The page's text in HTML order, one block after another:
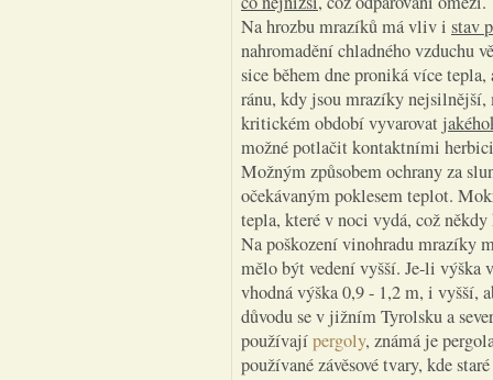
Na hrozbu mrazíků má vliv i stav
nahromadění chladného vzduchu
sice během dne proniká více
ránu, kdy jsou mrazíky nejsilnější,
kritickém období vyvarovat
možné potlačit kontaktními
Možným způsobem ochrany za
očekávaným poklesem teplot.
tepla, které v noci vydá, což
Na poškození vinohradu mrazíky
mělo být vedení vyšší. Je-li výška
vhodná výška 0,9 - 1,2 m, i vyšší,
důvodu se v jižním Tyrolsku a
používajípergoly, známá je
používané závěsové tvary, kde